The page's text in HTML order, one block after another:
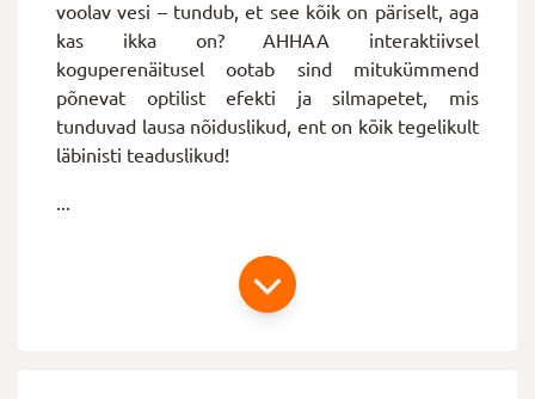
voolav vesi – tundub, et see kõik on päriselt, aga
kas ikka on? AHHAA interaktiivsel
koguperenäitusel ootab sind mitukümmend
põnevat optilist efekti ja silmapetet, mis
tunduvad lausa nõiduslikud, ent on kõik tegelikult
läbinisti teaduslikud!
...